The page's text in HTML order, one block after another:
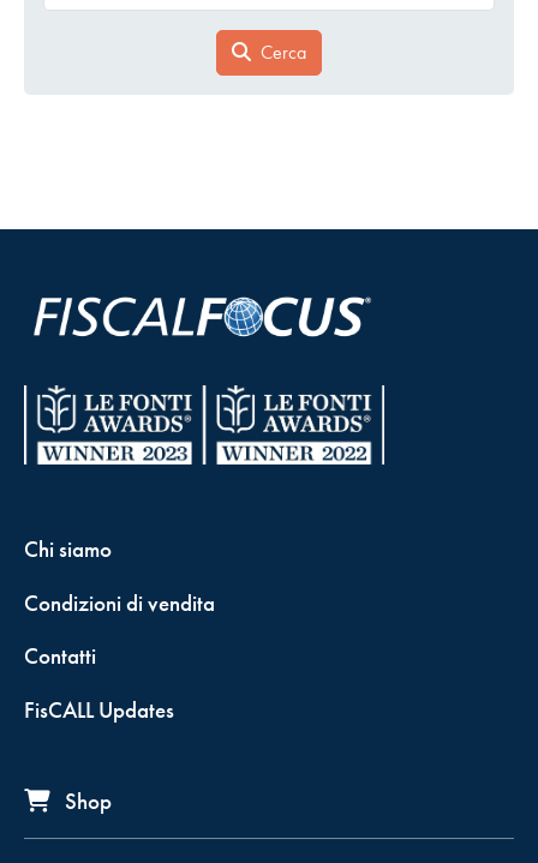
Cerca
Chi siamo
Condizioni di vendita
Contatti
FisCALL Updates
Shop